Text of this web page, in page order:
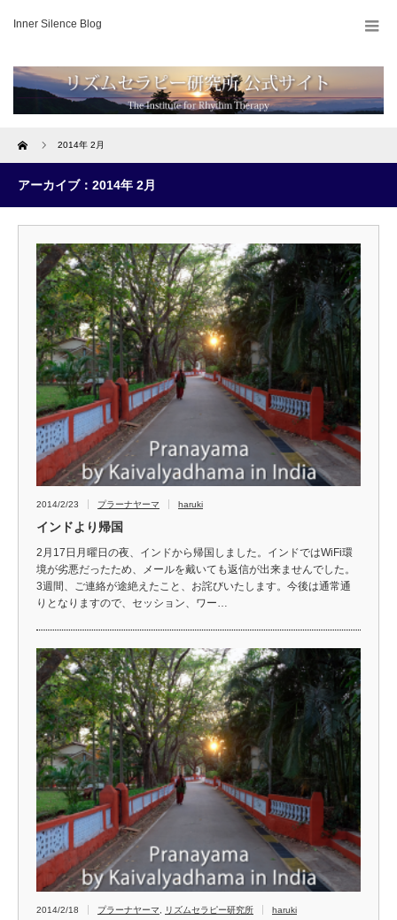
Inner Silence Blog
Home 2014年 2月
アーカイブ：2014年 2月
2014/2/23 プラーナヤーマ haruki
インドより帰国
2月17日月曜日の夜、インドから帰国しました。インドではWiFi環
境が劣悪だったため、メールを戴いても返信が出来ませんでした。
3週間、ご連絡が途絶えたこと、お詫びいたします。今後は通常通
りとなりますので、セッション、ワー…
2014/2/18 プラーナヤーマ リズムセラピー研究所 haruki